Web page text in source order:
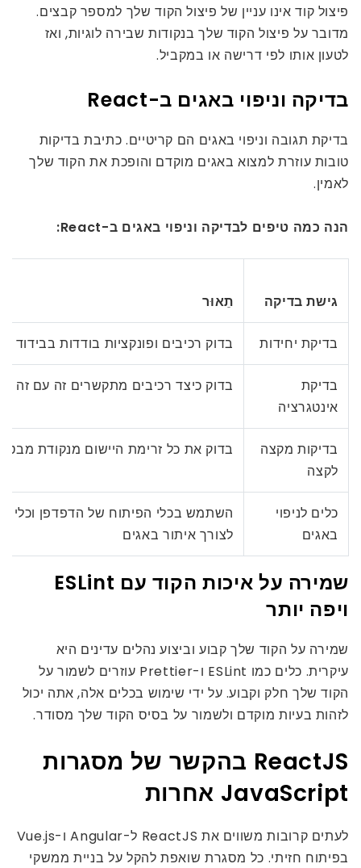
פיצול קוד אינו עניין של פיצול הקוד שלך למספר קבצים.
מדובר על פיצול הקוד שלך בנקודות שבירה לוגיות, ואז
לטעון אותו לפי דרישה או במקביל.
בדיקה וניפוי באגים ב-React
בדיקת תגובה וניפוי באגים הם קריטיים. כתיבת בדיקות
טובות עוזרת למצוא באגים מוקדם והופכת את הקוד שלך
לאמין.
הנה כמה טיפים לבדיקה וניפוי באגים ב-React:
גישת בדיקה תֵאוּר
בדיקת יחידות בדוק רכיבים ופונקציות בודדות בבידוד
בדיקת
אינטגרציה
בדוק כיצד רכיבים מתקשרים זה עם זה
בדיקות מקצה
לקצה
בדוק את כל זרימת היישום מנקודת
כלים לניפוי
באגים
לצורך איתור באגים
שמירה על איכות הקוד עם ESLint
ויפה יותר
שמירה על הקוד שלך קבוע וביצוע נהלים עדינים היא
עיקרית. כלים כמו ESLint ו-Prettier עוזרים לשמור על
הקוד שלך חלק וקבוע. על ידי שימוש בכלים אלה, אתה יכול
לזהות בעיות מוקדם ולשמור על בסיס הקוד שלך מסודר.
ReactJS בהקשר של מסגרות
JavaScript אחרות
לעתים קרובות משווים את ReactJS ל-Angular ו-Vue.js
בפיתוח חזיתי. כל מסגרת שואפת להקל על בניית ממשקי